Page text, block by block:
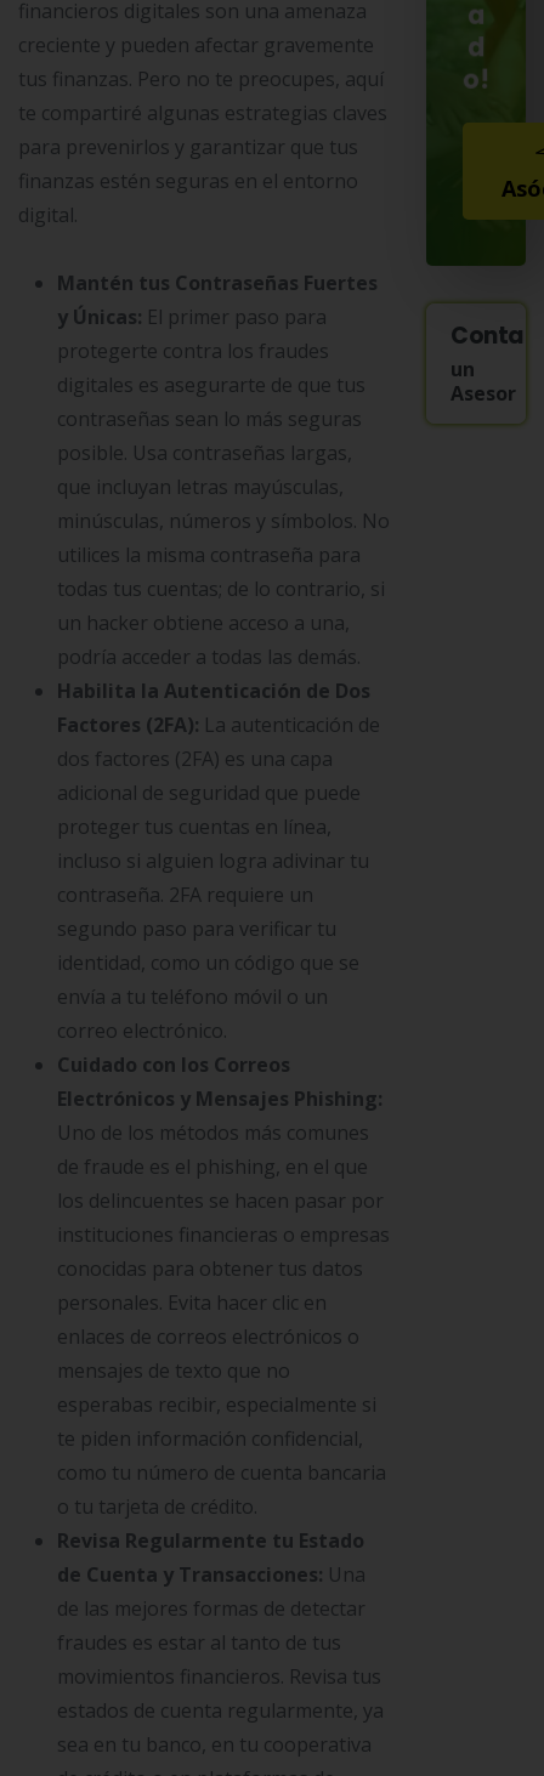
financieros digitales son una amenaza
creciente y pueden afectar gravemente
tus finanzas. Pero no te preocupes, aquí
te compartiré algunas estrategias claves
para prevenirlos y garantizar que tus
finanzas estén seguras en el entorno
digital.
Mantén tus Contraseñas Fuertes
y Únicas: El primer paso para
protegerte contra los fraudes
digitales es asegurarte de que tus
contraseñas sean lo más seguras
posible. Usa contraseñas largas,
que incluyan letras mayúsculas,
minúsculas, números y símbolos. No
utilices la misma contraseña para
todas tus cuentas; de lo contrario, si
un hacker obtiene acceso a una,
podría acceder a todas las demás.
Habilita la Autenticación de Dos
Factores (2FA): La autenticación de
dos factores (2FA) es una capa
adicional de seguridad que puede
proteger tus cuentas en línea,
incluso si alguien logra adivinar tu
contraseña. 2FA requiere un
segundo paso para verificar tu
identidad, como un código que se
envía a tu teléfono móvil o un
correo electrónico.
Cuidado con los Correos
Electrónicos y Mensajes Phishing:
Uno de los métodos más comunes
de fraude es el phishing, en el que
los delincuentes se hacen pasar por
instituciones financieras o empresas
conocidas para obtener tus datos
personales. Evita hacer clic en
enlaces de correos electrónicos o
mensajes de texto que no
esperabas recibir, especialmente si
te piden información confidencial,
como tu número de cuenta bancaria
o tu tarjeta de crédito.
Revisa Regularmente tu Estado
de Cuenta y Transacciones: Una
de las mejores formas de detectar
fraudes es estar al tanto de tus
movimientos financieros. Revisa tus
estados de cuenta regularmente, ya
sea en tu banco, en tu cooperativa
a
d
o!
un
Asesor